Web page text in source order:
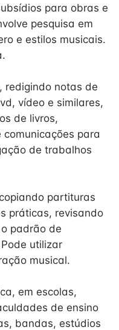
para obras e
pesquisa em
e estilos musicais.
redigindo notas de
vídeo e similares,
de livros,
para
de trabalhos
partituras
práticas, revisando
padrão de
utilizar
musical.
em escolas,
de ensino
bandas, estúdios